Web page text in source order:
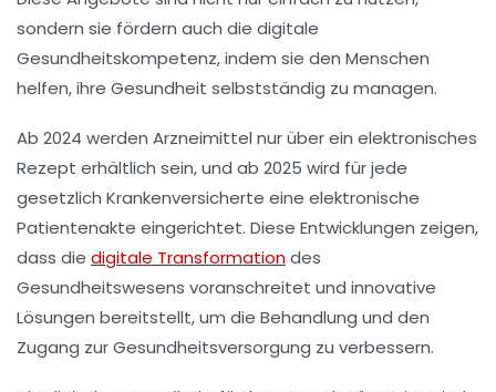
sondern sie fördern auch die digitale
Gesundheitskompetenz, indem sie den Menschen
helfen, ihre Gesundheit selbstständig zu managen.
Ab 2024 werden Arzneimittel nur über ein elektronisches
Rezept erhältlich sein, und ab 2025 wird für jede
gesetzlich Krankenversicherte eine elektronische
Patientenakte eingerichtet. Diese Entwicklungen zeigen,
dass die digitale Transformationdes
Gesundheitswesens voranschreitet und innovative
Lösungen bereitstellt, um die Behandlung und den
Zugang zur Gesundheitsversorgung zu verbessern.